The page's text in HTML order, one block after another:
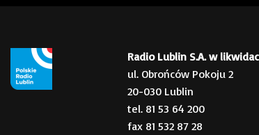
Radio Lublin S.A. w
ul. Obrońców Pokoju 2
20-030 Lublin
tel. 81 53 64 200
fax 81 532 87 28